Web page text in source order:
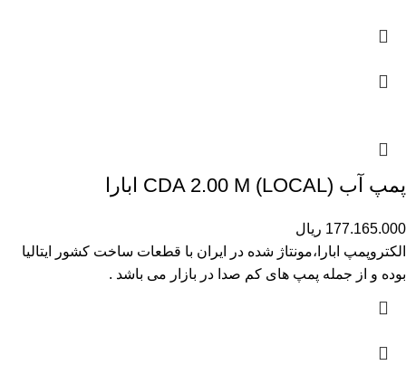
پمپ آب (CDA 2.00 M (LOCAL ابارا
177.165.000 ریال
الکتروپمپ ابارا،مونتاژ شده در ایران با قطعات ساخت کشور ایتالیا
بوده و از جمله پمپ های کم صدا در بازار می باشد .